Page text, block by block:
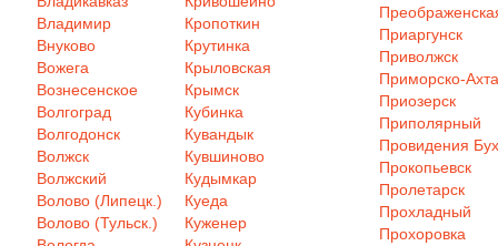
Владимир
Внуково
Вожега
Вознесенское
Волгоград
Волгодонск
Волжск
Волжский
Волово (Липецк.)
Волово (Тульск.)
Кропоткин
Крутинка
Крыловская
Крымск
Кубинка
Кувандык
Кувшиново
Кудымкар
Куеда
Куженер
Приаргунск
Приволжск
Приморско-
Приозерск
Приполярный
Провидения
Прокопьевск
Пролетарск
Прохладный
Прохоровка